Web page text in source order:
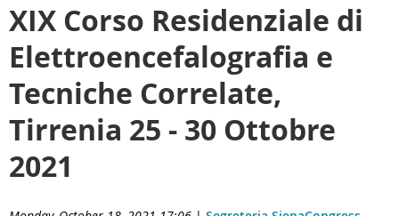
XIX Corso Residenziale di
Elettroencefalografia e
Tecniche Correlate,
Tirrenia 25 - 30 Ottobre
2021